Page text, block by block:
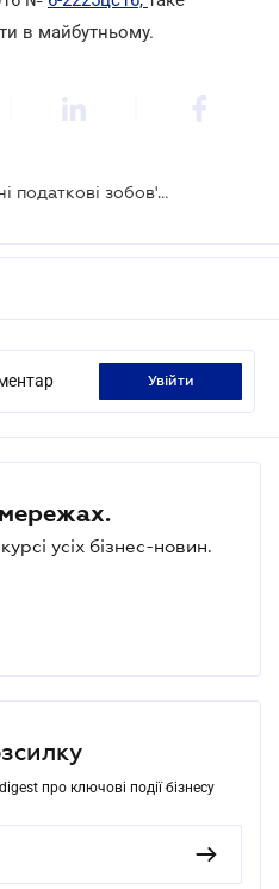
в майбутньому.
Спільна нерухомість - спільні податкові зобов'язання
увійти
усіх бізнес-новин.
про ключові події бізнесу